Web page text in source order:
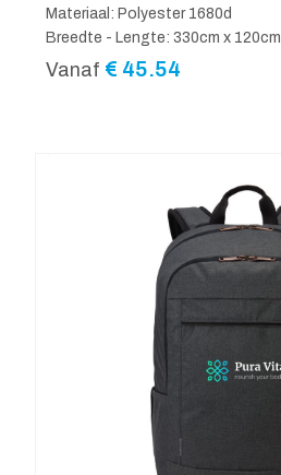
Materiaal: Polyester 1680d
Breedte - Lengte: 330cm x 120cm
Vanaf € 45.54